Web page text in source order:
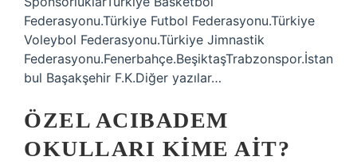
Federasyonu.Türkiye Futbol Federasyonu.Türkiye
Voleybol Federasyonu.Türkiye Jimnastik
Federasyonu.Fenerbahçe.BeşiktaşTrabzonspor.İstan
bul Başakşehir F.K.Diğer yazılar…
ÖZEL ACIBADEM
OKULLARI KIME AIT?